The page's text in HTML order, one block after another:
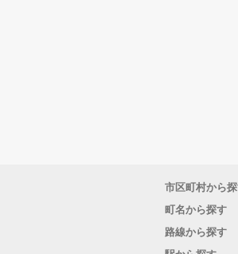
市区町村から
町名から探す
路線から探す